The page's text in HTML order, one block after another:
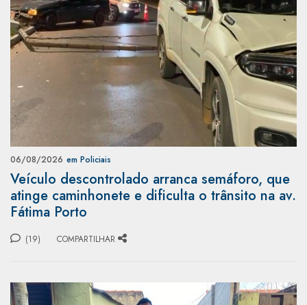
06/08/2026 em Policiais
Veículo descontrolado arranca semáforo, que
atinge caminhonete e dificulta o trânsito na av.
Fátima Porto
(19) COMPARTILHAR